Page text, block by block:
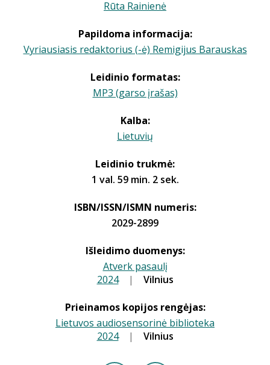
Rūta Rainienė
Papildoma informacija:
Vyriausiasis redaktorius (-ė) Remigijus Barauskas
Leidinio formatas:
MP3 (garso įrašas)
Kalba:
Lietuvių
Leidinio trukmė:
1 val. 59 min. 2 sek.
ISBN/ISSN/ISMN numeris:
2029-2899
Išleidimo duomenys:
Atverk pasaulį
2024 | Vilnius
Prieinamos kopijos rengėjas:
Lietuvos audiosensorinė biblioteka
2024 | Vilnius